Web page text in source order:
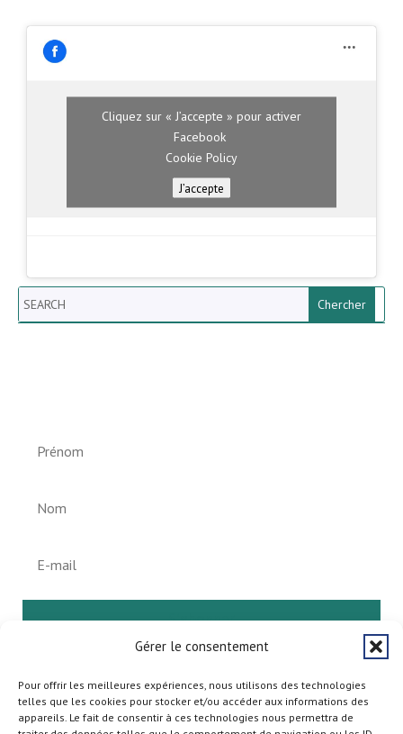
Gérer le consentement
Pour offrir les meilleures expériences, nous utilisons des technologies
telles que les cookies pour stocker et/ou accéder aux informations des
appareils. Le fait de consentir à ces technologies nous permettra de
Cliquez sur « J’accepte » pour activer
Facebook
Cookie Policy
J’accepte
Search
S'abonner